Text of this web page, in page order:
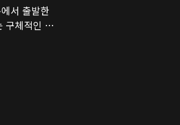
서 출발한
구체적인 시